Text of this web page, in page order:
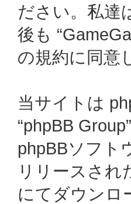
ださい。私達
後も
の規約に同意
当サイトは
“phpBB
phpBBソフト
リリースされ
にてダウンロ